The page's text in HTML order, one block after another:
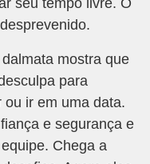
seu tempo livre. O
mostra que
para
ir em uma data.
e segurança e
Chega a